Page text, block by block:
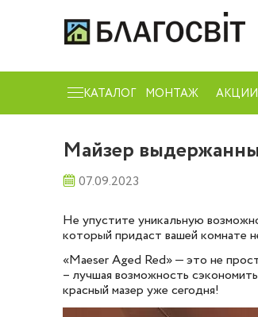
КАТАЛОГ МОНТАЖ АКЦИИ
Майзер
07.09.2023
Не упустите уникальную
который придаст вашей комнате
«Maeser Aged Red» — это не
– лучшая возможность
красный мазер уже сегодня!